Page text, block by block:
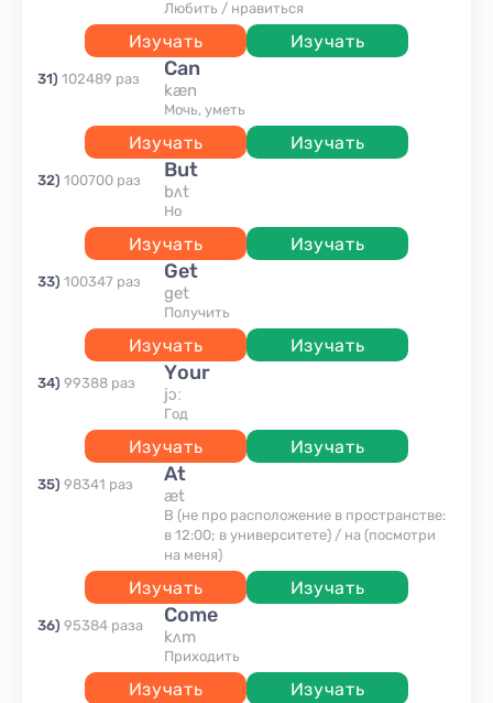
любить / нравиться
Изучать Изучать
31) 102489 раз can
kæn
Мочь, уметь
Изучать Изучать
32) 100700 раз but
bʌt
но
Изучать Изучать
33) 100347 раз get
get
получить
Изучать Изучать
34) 99388 раз your
jɔː
год
Изучать Изучать
35) 98341 раз at
æt
В (не про расположение в пространстве:
в 12:00; в университете) / на (посмотри
на меня)
Изучать Изучать
36) 95384 раза come
kʌm
приходить
Изучать Изучать